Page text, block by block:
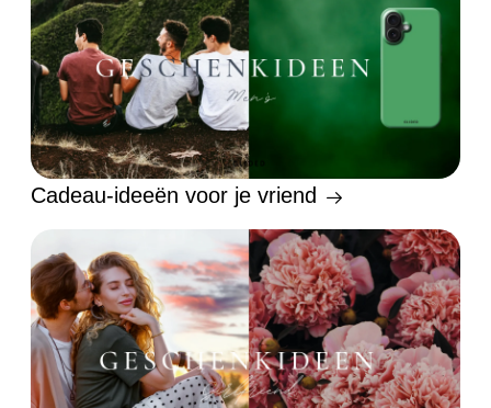
Cadeau-ideeën voor je vriend